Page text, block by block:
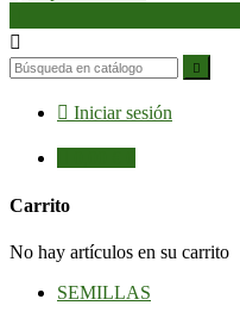


 Iniciar sesión
Carrito
No hay artículos en su carrito
SEMILLAS